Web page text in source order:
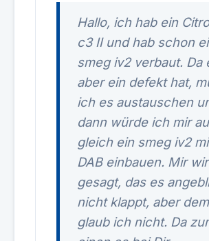
Hallo, ich hab ein
c3 II und hab schon
smeg iv2 verbaut. Da
aber ein defekt hat,
ich es austauschen
dann würde ich mir
gleich ein smeg iv2
DAB einbauen. Mir
gesagt, das es
nicht klappt, aber dem
glaub ich nicht. Da